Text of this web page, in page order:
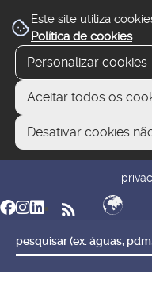
Este site utiliza
Política de cookies.
Personalizar cookies
Aceitar todos os
Desativar cookies